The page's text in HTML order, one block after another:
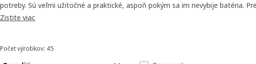
potreby. Sú veľmi užitočné a praktické, aspoň pokým sa im nevybije batéria.
sortiment káblov, nabíjačiek, power bank nabíjačiek a ďalších výrobkov, vďaka
Zistite viac
Zoradiť a filtrovať
Počet výrobkov: 45
Zoznam výsledkov